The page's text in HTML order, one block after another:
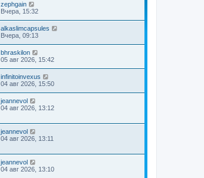
zephgain
Вчера, 15:32
alkaslimcapsules
Вчера, 09:13
bhraskilon
05 авг 2026, 15:42
infinitoinvexus
04 авг 2026, 15:50
jeannevol
04 авг 2026, 13:12
jeannevol
04 авг 2026, 13:11
jeannevol
04 авг 2026, 13:10